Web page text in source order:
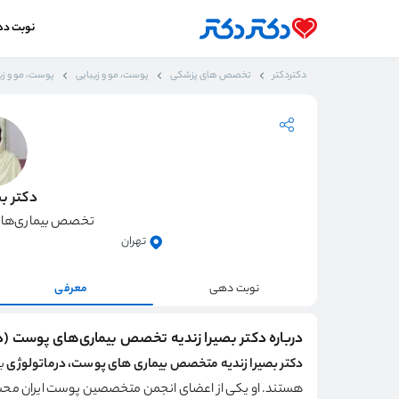
نوبت
دکتردکتر تخصص های پزشکی پوست، مو و زیبایی پوست، مو و
دکتر
تخصص
تهران
نوبت دهی معرفی
درباره دکتر بصیرا زندیه تخصص بیماری‌های پوست
دکتر بصیرا زندیه متخصص بیماری های پوست، درماتولوژی
هستند. او یکی از اعضای انجمن متخصصین پوست ایران